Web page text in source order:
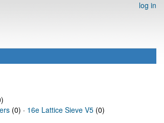
log in
(0) · 16e Lattice Sieve V5 (0)